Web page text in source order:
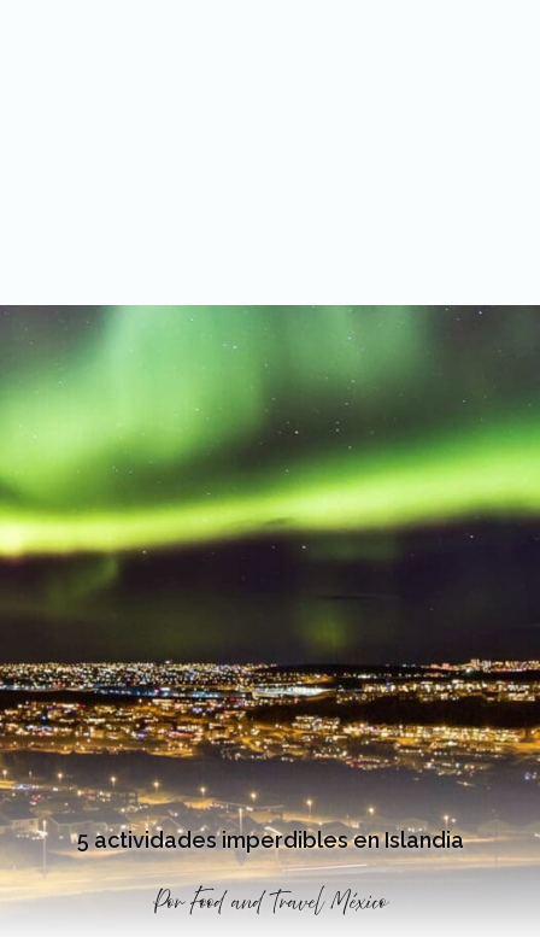
5 actividades imperdibles en Islandia
Por Food and Travel México